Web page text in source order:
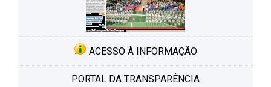
ACESSO À INFORMAÇÃO
PORTAL DA TRANSPARÊNCIA